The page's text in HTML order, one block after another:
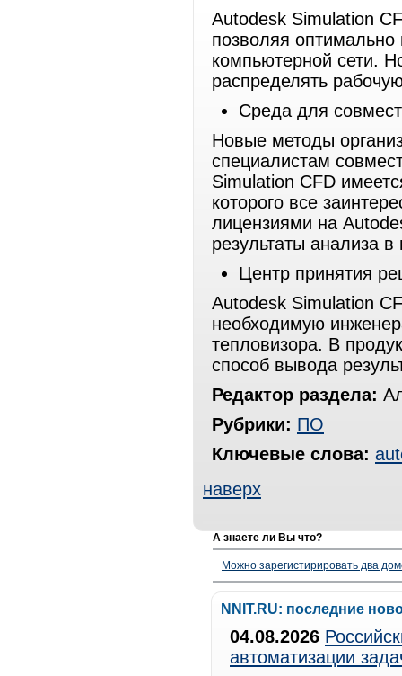
Autodesk Simulation
позволяя оптимально
компьютерной сети.
распределять
Среда для
Новые методы
специалистам
Simulation CFD
которого все
лицензиями на
результаты анализа в
Центр принятия
Autodesk Simulation
необходимую
тепловизора. В
способ вывода
Редактор раздела:
Рубрики: ПО
Ключевые слова:
наверх
А знаете ли Вы что?
Можно зарегистирировать два
NNIT.RU: последние
04.08.2026
автоматизации